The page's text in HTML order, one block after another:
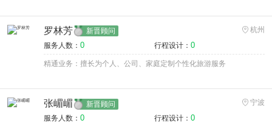
罗林芳 新晋顾问
杭州
服务人数： 0 行程设计： 0
精通业务：擅长为个人、公司、家庭定制个性化旅游服务
张嵋嵋 新晋顾问
宁波
服务人数： 0 行程设计： 0